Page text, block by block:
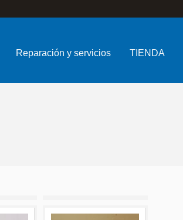
Reparación y servicios TIENDA